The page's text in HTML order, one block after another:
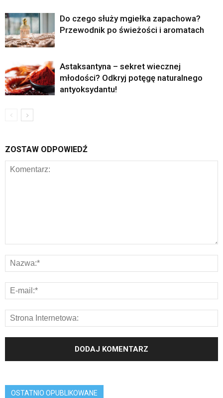
Do czego służy mgiełka zapachowa?
Przewodnik po świeżości i aromatach
Astaksantyna – sekret wiecznej
młodości? Odkryj potęgę naturalnego
antyoksydantu!
ZOSTAW ODPOWIEDŹ
OSTATNIO OPUBLIKOWANE